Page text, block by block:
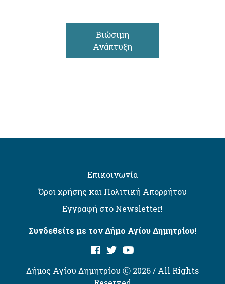
Βιώσιμη
Ανάπτυξη
Επικοινωνία
Όροι χρήσης και Πολιτική Απορρήτου
Εγγραφή στο Newsletter!
Συνδεθείτε με τον Δήμο Αγίου Δημητρίου!
Δήμος Αγίου Δημητρίου Ⓒ 2026 / All Rights